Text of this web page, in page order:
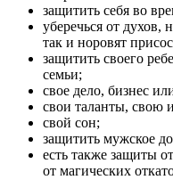
защитить себя во
уберечься от духов,
так и норовят
защитить своего
семьи;
свое дело, бизнес
свои таланты, свою
свой сон;
защитить мужское
есть также защиты
от магических